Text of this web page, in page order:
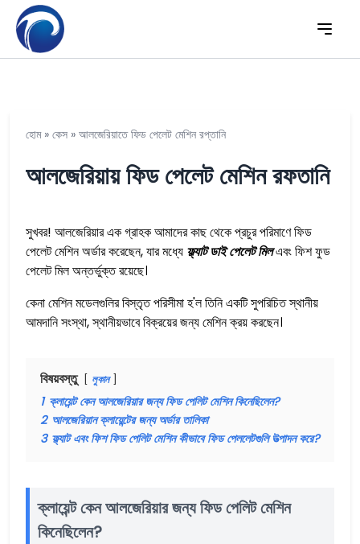
হোম» কেস » আলজেরিয়াতে ফিড পেলেট মেশিন রপ্তানি
আলজেরিয়ায় ফিড পেলেট মেশিন রফতানি
সুখবর! আলজেরিয়ার এক গ্রাহক আমাদের কাছ থেকে প্রচুর পরিমাণে ফিড
পেলেট মেশিন অর্ডার করেছেন, যার মধ্যে ফ্ল্যাট ডাই পেলেট মিলএবং ফিশ ফুড
পেলেট মিল অন্তর্ভুক্ত রয়েছে।
কেনা মেশিন মডেলগুলির বিস্তৃত পরিসীমা হ'ল তিনি একটি সুপরিচিত স্থানীয়
আমদানি সংস্থা, স্থানীয়ভাবে বিক্রয়ের জন্য মেশিন ক্রয় করছেন।
বিষয়বস্তু লুকান
1 ক্লায়েন্ট কেন আলজেরিয়ার জন্য ফিড পেলিট মেশিন কিনেছিলেন?
2 আলজেরিয়ান ক্লায়েন্টের জন্য অর্ডার তালিকা
3 ফ্ল্যাট এবং ফিশ ফিড পেলিট মেশিন কীভাবে ফিড পেললেটগুলি উত্পাদন করে?
ক্লায়েন্ট কেন আলজেরিয়ার জন্য ফিড পেলিট মেশিন
কিনেছিলেন?